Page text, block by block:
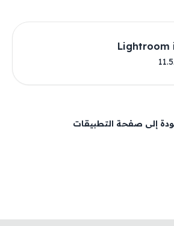
Lightroom
إلى صفحة التطبيقات